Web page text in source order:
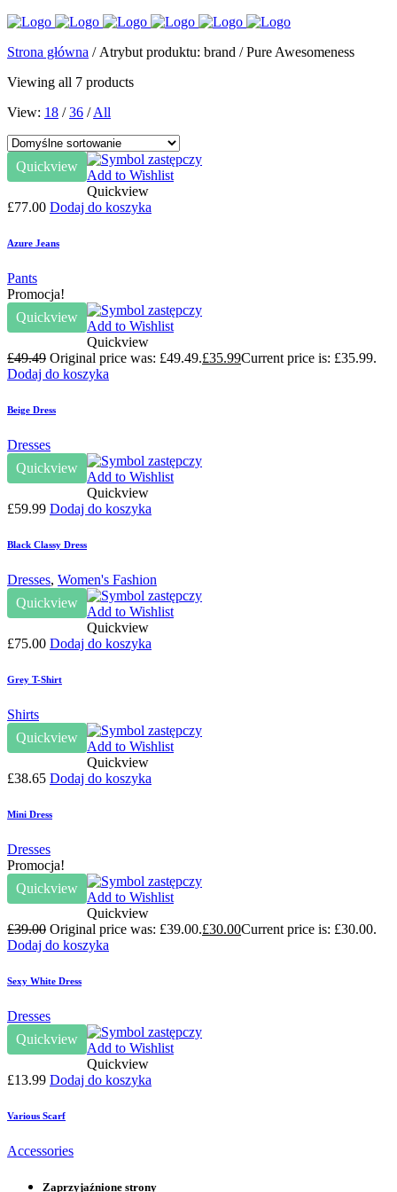
Strona główna / Atrybut produktu: brand / Pure Awesomeness
Viewing all 7 products
View: 18 /36 /All
Quickview
Add to Wishlist
Quickview
£77.00 Dodaj do koszyka
Azure Jeans
Pants
Promocja!
Quickview
Add to Wishlist
Quickview
£49.49 Original price was: £49.49.£35.99Current price is: £35.99.
Dodaj do koszyka
Beige Dress
Dresses
Quickview
Add to Wishlist
Quickview
£59.99 Dodaj do koszyka
Black Classy Dress
Dresses, Women's Fashion
Quickview
Add to Wishlist
Quickview
£75.00 Dodaj do koszyka
Grey T-Shirt
Shirts
Quickview
Add to Wishlist
Quickview
£38.65 Dodaj do koszyka
Mini Dress
Dresses
Promocja!
Quickview
Add to Wishlist
Quickview
£39.00 Original price was: £39.00.£30.00Current price is: £30.00.
Dodaj do koszyka
Sexy White Dress
Dresses
Quickview
Add to Wishlist
Quickview
£13.99 Dodaj do koszyka
Various Scarf
Accessories
Zaprzyjaźnione strony